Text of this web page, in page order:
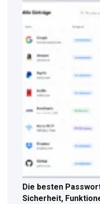
Die besten
Sicherheit,